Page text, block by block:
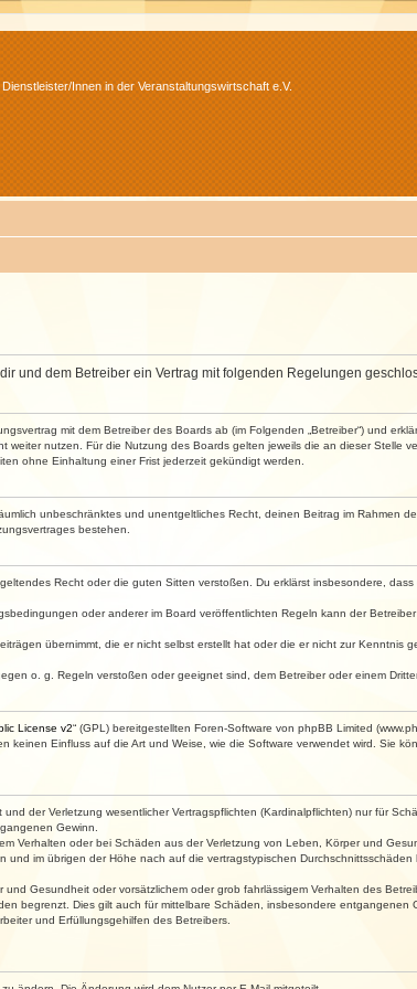
Innen in der Veranstaltungswirtschaft e.V.
und dem Betreiber ein Vertrag mit folgenden Regelungen
mit dem Betreiber des Boards ab (im Folgenden „Betreiber“) und
nutzen. Für die Nutzung des Boards gelten jeweils die an dieser Stelle
ohne Einhaltung einer Frist jederzeit gekündigt werden.
unbeschränktes und unentgeltliches Recht, deinen Beitrag im Rahmen
bestehen.
Recht oder die guten Sitten verstoßen. Du erklärst insbesondere,
oder anderer im Board veröffentlichten Regeln kann der
übernimmt, die er nicht selbst erstellt hat oder die er nicht zur Kenntnis
o. g. Regeln verstoßen oder geeignet sind, dem Betreiber oder einem
License v2“ (GPL) bereitgestellten Foren-Software von phpBB Limited
Einfluss auf die Art und Weise, wie die Software verwendet wird. Sie
der Verletzung wesentlicher Vertragspflichten (Kardinalpflichten) nur für
Gewinn.
Verhalten oder bei Schäden aus der Verletzung von Leben, Körper und
im übrigen der Höhe nach auf die vertragstypischen
Gesundheit oder vorsätzlichem oder grob fahrlässigem Verhalten des
begrenzt. Dies gilt auch für mittelbare Schäden, insbesondere entgangenen
und Erfüllungsgehilfen des Betreibers.